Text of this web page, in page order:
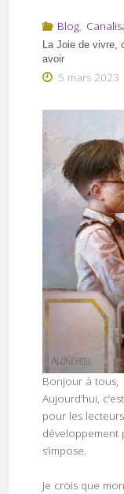
Blog,
La Joie de vivre,
avoir
5 mars 2023
Bonjour à tous,
Aujourd’hui,
pour les
développement
s’impose.
Je crois que